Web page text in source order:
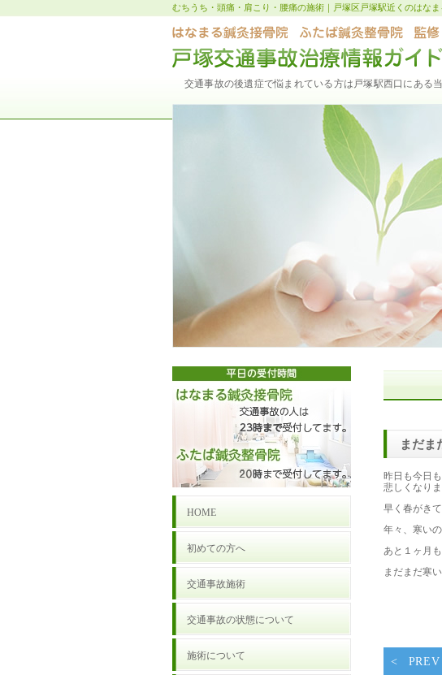
むちうち・頭痛・肩こり・腰痛の施術｜戸塚区戸塚駅近くのはな
交通事故の後遺症で悩まれている方は戸塚駅西口にある
まだま
昨日も今日
悲しくなりま
早く春がき
年々、寒い
あと１ヶ月
まだまだ寒
PREV
HOME
初めての方へ
交通事故施術
交通事故の状態について
施術について